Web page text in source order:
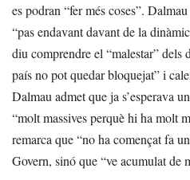
es podran “fer més coses”.
“pas endavant davant de la
diu comprendre el “malestar” dels
país no pot quedar bloquejat” i
Dalmau admet que ja s’esperava
“molt massives perquè hi ha molt
remarca que “no ha començat fa
Govern, sinó que “ve acumulat de